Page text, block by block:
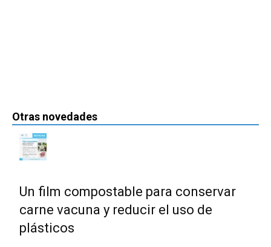
Otras novedades
Un film compostable para conservar
carne vacuna y reducir el uso de
plásticos